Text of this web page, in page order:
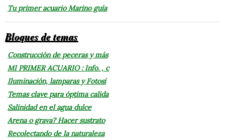
Tu primer acuario Marino guía
Bloques de temas
Construcción de peceras y más
MI PRIMER ACUARIO : Info. , c
Iluminación, lamparas y Fotosí
Temas clave para óptima calida
Salinidad en el agua dulce
Arena o grava? Hacer sustrato
Recolectando de la naturaleza